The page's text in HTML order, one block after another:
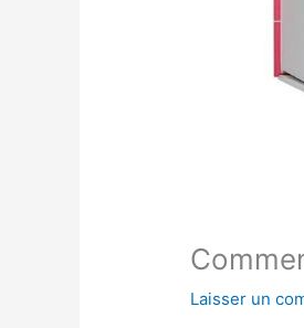
Laisser un